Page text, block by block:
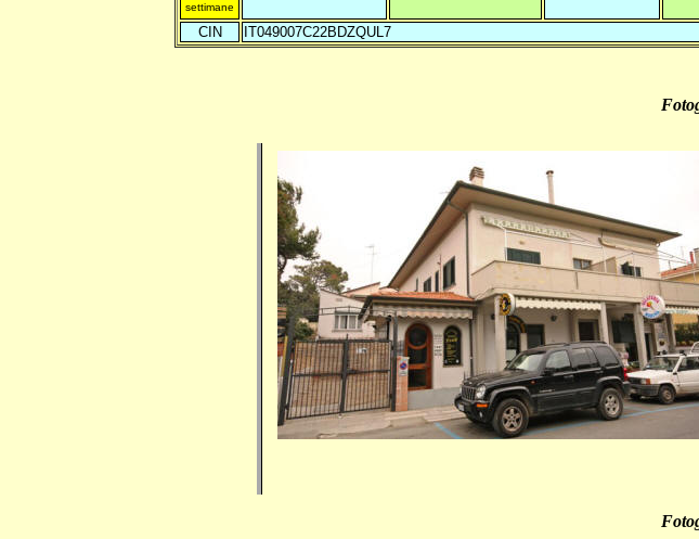
settimane
CIN IT049007C22BDZQUL7